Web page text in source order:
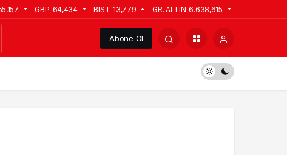
GBP 64,434 BIST 13,779 GR. ALTIN 6.638,615
Abone Ol